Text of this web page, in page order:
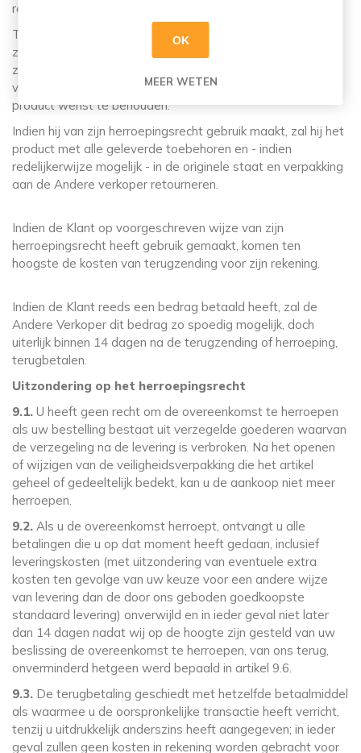
retourneren.
Tijdens deze termijn van 14 (veertien) dagen zal de Klant
zorgvuldig omgaan met het product en de verpakking. Hij
zal het product slechts in die mate uitpakken of gebruiken
voor zover dat nodig is om te kunnen beoordelen of hij het
product wenst te behouden.
Indien hij van zijn herroepingsrecht gebruik maakt, zal hij het
product met alle geleverde toebehoren en - indien
redelijkerwijze mogelijk - in de originele staat en verpakking
aan de Andere verkoper retourneren.
Indien de Klant op voorgeschreven wijze van zijn
herroepingsrecht heeft gebruik gemaakt, komen ten
hoogste de kosten van terugzending voor zijn rekening.
Indien de Klant reeds een bedrag betaald heeft, zal de
Andere Verkoper dit bedrag zo spoedig mogelijk, doch
uiterlijk binnen 14 dagen na de terugzending of herroeping,
terugbetalen.
Uitzondering op het herroepingsrecht
9.1. U heeft geen recht om de overeenkomst te herroepen
als uw bestelling bestaat uit verzegelde goederen waarvan
de verzegeling na de levering is verbroken. Na het openen
of wijzigen van de veiligheidsverpakking die het artikel
geheel of gedeeltelijk bedekt, kan u de aankoop niet meer
herroepen.
9.2. Als u de overeenkomst herroept, ontvangt u alle
betalingen die u op dat moment heeft gedaan, inclusief
leveringskosten (met uitzondering van eventuele extra
kosten ten gevolge van uw keuze voor een andere wijze
van levering dan de door ons geboden goedkoopste
standaard levering) onverwijld en in ieder geval niet later
dan 14 dagen nadat wij op de hoogte zijn gesteld van uw
beslissing de overeenkomst te herroepen, van ons terug,
onverminderd hetgeen werd bepaald in artikel 9.6.
9.3. De terugbetaling geschiedt met hetzelfde betaalmiddel
als waarmee u de oorspronkelijke transactie heeft verricht,
tenzij u uitdrukkelijk anderszins heeft aangegeven; in ieder
geval zullen geen kosten in rekening worden gebracht voor
OK
MEER WETEN